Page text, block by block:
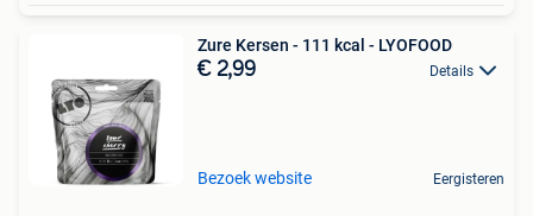
Zure Kersen - 111 kcal - LYOFOOD
€ 2,99 Details
Bezoek website Eergisteren